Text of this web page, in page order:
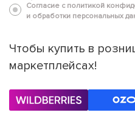
Согласие с политикой
и обработки персональных
Чтобы купить в
маркетплейсах!